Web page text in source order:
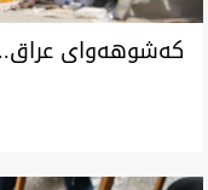
کەشوهەوای